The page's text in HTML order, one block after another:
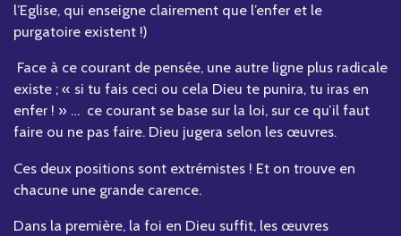
l’Eglise, qui enseigne clairement que l’enfer et le
purgatoire existent !)
Face à ce courant de pensée, une autre ligne plus radicale
existe ; « si tu fais ceci ou cela Dieu te punira, tu iras en
enfer ! » … ce courant se base sur la loi, sur ce qu’il faut
faire ou ne pas faire. Dieu jugera selon les œuvres.
Ces deux positions sont extrémistes ! Et on trouve en
chacune une grande carence.
Dans la première, la foi en Dieu suffit, les œuvres